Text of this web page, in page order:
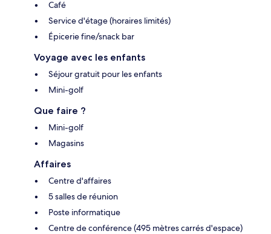
Café
Service d'étage (horaires limités)
Épicerie fine/snack bar
Voyage avec les enfants
Séjour gratuit pour les enfants
Mini-golf
Que faire ?
Mini-golf
Magasins
Affaires
Centre d'affaires
5 salles de réunion
Poste informatique
Centre de conférence (495 mètres carrés d'espace)